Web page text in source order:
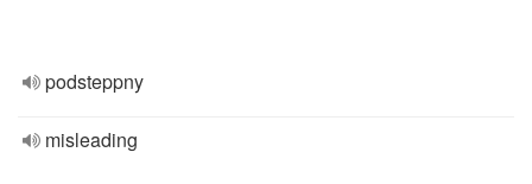
podsteppny
misleading